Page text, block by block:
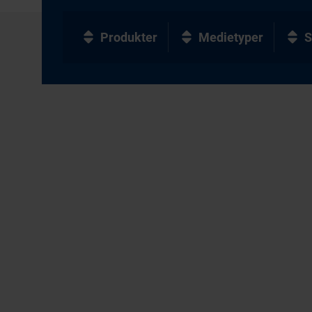
Produkter Medietyper